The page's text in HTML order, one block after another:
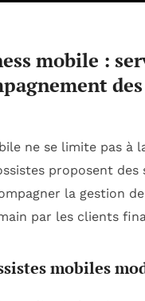
mobile :
des
ne se limite pas à
proposent des
la gestion
par les clients
mobiles